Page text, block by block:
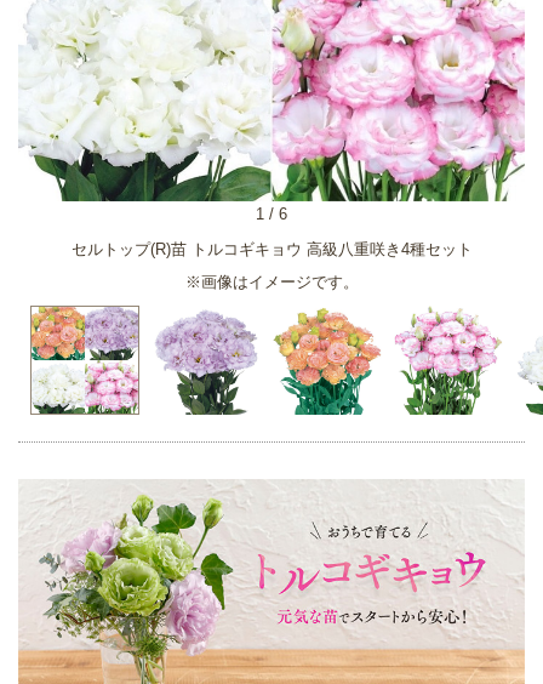
セルトップ(R)苗 トルコギキョウ 高級八重咲き4種セット
※画像はイメージです。
1 / 6